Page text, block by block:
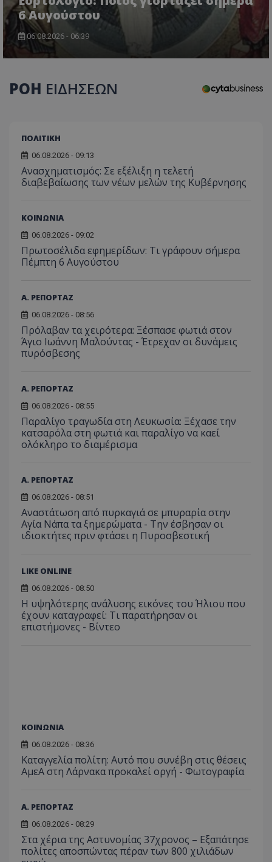
6 Αυγούστου
06.08.2026 - 06:39
ΡΟΗ ΕΙΔΗΣΕΩΝ
ΠΟΛΙΤΙΚΗ
06.08.2026 - 09:13
Ανασχηματισμός: Σε εξέλιξη η τελετή
διαβεβαίωσης των νέων μελών της Κυβέρνησης
ΚΟΙΝΩΝΙΑ
06.08.2026 - 09:02
Πρωτοσέλιδα εφημερίδων: Τι γράφουν σήμερα
Πέμπτη 6 Αυγούστου
Α. ΡΕΠΟΡΤΑΖ
06.08.2026 - 08:56
Πρόλαβαν τα χειρότερα: Ξέσπασε φωτιά στον
Άγιο Ιωάννη Μαλούντας - Έτρεχαν οι δυνάμεις
πυρόσβεσης
Α. ΡΕΠΟΡΤΑΖ
06.08.2026 - 08:55
Παραλίγο τραγωδία στη Λευκωσία: Ξέχασε την
κατσαρόλα στη φωτιά και παραλίγο να καεί
ολόκληρο το διαμέρισμα
Α. ΡΕΠΟΡΤΑΖ
06.08.2026 - 08:51
Αναστάτωση από πυρκαγιά σε μπυραρία στην
Αγία Νάπα τα ξημερώματα - Την έσβησαν οι
ιδιοκτήτες πριν φτάσει η Πυροσβεστική
LIKE ONLINE
06.08.2026 - 08:50
Η υψηλότερης ανάλυσης εικόνες του Ήλιου που
έχουν καταγραφεί: Τι παρατήρησαν οι
επιστήμονες - Βίντεο
ΚΟΙΝΩΝΙΑ
06.08.2026 - 08:36
Καταγγελία πολίτη: Αυτό που συνέβη στις θέσεις
ΑμεΑ στη Λάρνακα προκαλεί οργή - Φωτογραφία
Α. ΡΕΠΟΡΤΑΖ
06.08.2026 - 08:29
Στα χέρια της Αστυνομίας 37χρονος – Εξαπάτησε
πολίτες αποσπώντας πέραν των 800 χιλιάδων
τον
για
έχουν